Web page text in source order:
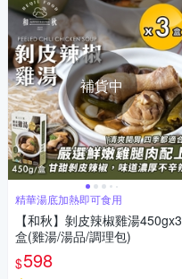
補貨中
精華湯底加熱即可食用
【和秋】剝皮辣椒雞湯450gx3
盒(雞湯/湯品/調理包)
$598